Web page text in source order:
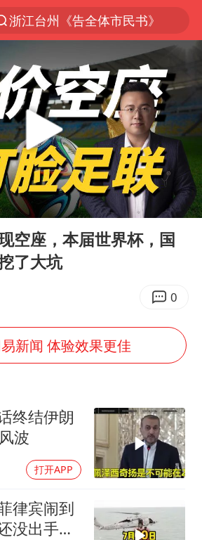
浙江台州《告全体市民书》
“China Cool”火了，老外爱上中国避暑游
台风白海豚闭眼浙江上海处于危险半圆
香港宏福苑火灾或由烟头引起
云南一地村民过火把节意外灼伤16人
张本智和：零封向鹏不意外
泰国初中生饮弹自尽前开了26枪
用AI造出新病毒意味着什么
今年第二强台风将带来多大影响
浙江最强风雨时段已锁定
多所幼师院校开设养老专业
泰国校园枪击事件已致8死30余伤
薛之谦杭州站演唱会取消
必胜客，被正式买断
四川宜宾地震网友称睡觉被摇醒
习近平心系体育强国建设
05:57
空座，本届世界杯，国
了大坑
0
新闻 体验效果更佳
终结伊朗
波
打开APP
律宾闹到
没出手，